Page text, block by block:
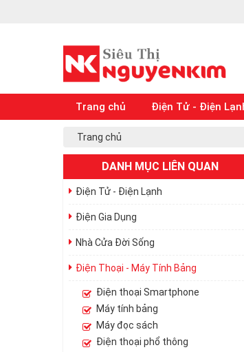
Trang chủ Điện Tử - Điện
Trang chủ
DANH MỤC LIÊN QUAN
Điện Tử - Điện Lạnh
Điện Gia Dụng
Nhà Cửa Đời Sống
Điện Thoại - Máy Tính Bảng
Điện thoại Smartphone
Máy tính bảng
Máy đọc sách
Điện thoại phổ thông